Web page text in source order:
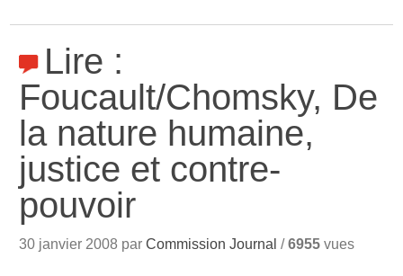
Lire :
Foucault/Chomsky, De
la nature humaine,
justice et contre-
pouvoir
30 janvier 2008 parCommission Journal /6955 vues